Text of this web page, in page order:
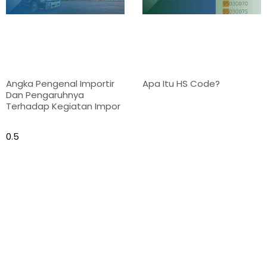
Angka Pengenal Importir
Dan Pengaruhnya
Terhadap Kegiatan Impor
Apa Itu HS Code?